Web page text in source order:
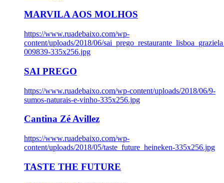
MARVILA AOS MOLHOS
https://www.ruadebaixo.com/wp-
content/uploads/2018/06/
009839-335x256.jpg
SAI PREGO
https://www.ruadebaixo.com/wp-content/uploads/2018/06/9-
sumos-naturais-e-vinho-335x256.jpg
Cantina Zé Avillez
https://www.ruadebaixo.com/wp-
content/uploads/2018/05/taste_future_heineken-335x256.jpg
TASTE THE FUTURE